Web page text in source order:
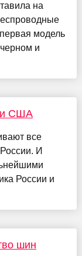
на
модель
и
и США
все
И
России и
шин